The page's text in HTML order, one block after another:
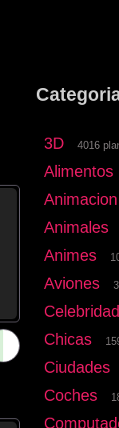
3D 4016
Alimentos
Animacion
Animales
Animes
Aviones
Chicas
Ciudades
Coches